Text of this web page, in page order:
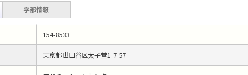
154-8533
東京都世田谷区太子堂1-7-57